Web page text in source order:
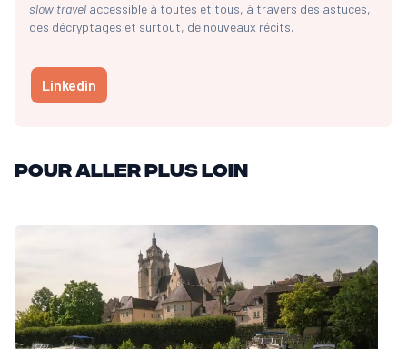
slow travel accessible à toutes et tous, à travers des astuces,
des décryptages et surtout, de nouveaux récits.
Linkedin
Pour aller plus loin